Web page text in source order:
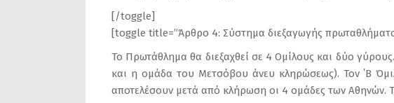
[/toggle]
[toggle title=”Άρθρο 4: Σύστημα διεξαγωγής
Το Πρωτάθλημα θα διεξαχθεί σε 4 Ομίλους και δύο
και η ομάδα του Μετσόβου άνευ κληρώσεως). Τον ΄Β
αποτελέσουν μετά από κλήρωση οι 4 ομάδες των Αθηνών.